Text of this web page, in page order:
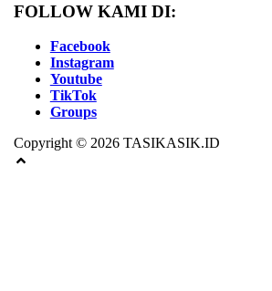
FOLLOW KAMI DI:
Facebook
Instagram
Youtube
TikTok
Groups
Copyright © 2026 TASIKASIK.ID